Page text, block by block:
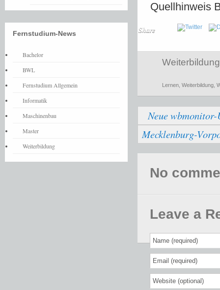
Quellhinweis
Share
Weiterbildung
Lernen Weiterbildung
Neue
Mecklenburg-
No
Leave a
Fernstudium-News
Bachelor
BWL
Fernstudium Allgemein
Informatik
Maschinenbau
Master
Weiterbildung